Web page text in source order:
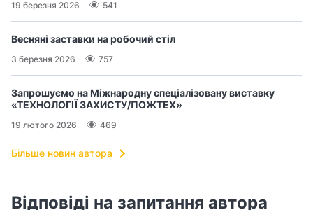
19 березня 2026 541
Весняні заставки на робочий стіл
3 березня 2026 757
Запрошуємо на Міжнародну спеціалізовану виставку
«ТЕХНОЛОГІЇ ЗАХИСТУ/ПОЖТЕХ»
19 лютого 2026 469
Більше новин автора
Відповіді на запитання автора